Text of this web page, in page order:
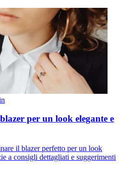
per un look elegante e
il blazer perfetto per un look
a consigli dettagliati e suggerimenti